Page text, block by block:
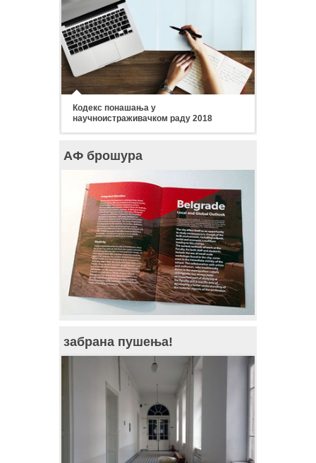
Кодекс понашања у
научноистраживачком раду 2018
АФ брошура
забрана пушења!